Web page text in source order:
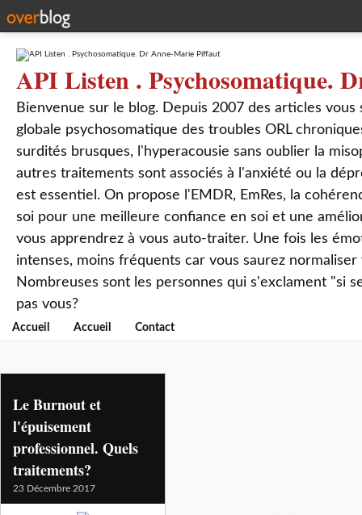
API Listen . Psychosomatique.
Bienvenue sur le blog. Depuis 2007 des articles
globale psychosomatique des troubles ORL
surdités brusques, l'hyperacousie sans oublier la
autres traitements sont associés à l'anxiété ou la
est essentiel. On propose l'EMDR, EmRes, la
soi pour une meilleure confiance en soi et une
vous apprendrez à vous auto-traiter. Une fois les
intenses, moins fréquents car vous saurez
Nombreuses sont les personnes qui s'exclament "si
pas vous?
Accueil Accueil Contact
Le Burnout et
l'épuisement
professionnel. Quels
traitements?
23 Décembre 2017